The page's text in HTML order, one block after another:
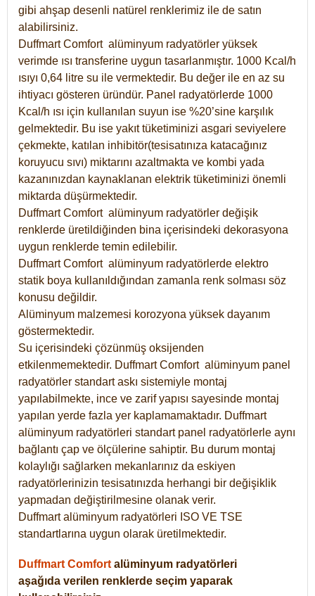
gibi ahşap desenli natürel renklerimiz ile de satın
alabilirsiniz.
Duffmart Comfort alüminyum radyatörler yüksek
verimde ısı transferine uygun tasarlanmıştır. 1000 Kcal/h
ısıyı 0,64 litre su ile vermektedir. Bu değer ile en az su
ihtiyacı gösteren üründür. Panel radyatörlerde 1000
Kcal/h ısı için kullanılan suyun ise %20’sine karşılık
gelmektedir. Bu ise yakıt tüketiminizi asgari seviyelere
çekmekte, katılan inhibitör(tesisatınıza katacağınız
koruyucu sıvı) miktarını azaltmakta ve kombi yada
kazanınızdan kaynaklanan elektrik tüketiminizi önemli
miktarda düşürmektedir.
Duffmart Comfort alüminyum radyatörler değişik
renklerde üretildiğinden bina içerisindeki dekorasyona
uygun renklerde temin edilebilir.
DuffmartComfort alüminyum radyatörlerde elektro
statik boya kullanıldığından zamanla renk solması söz
konusu değildir.
Alüminyum malzemesi korozyona yüksek dayanım
göstermektedir.
Su içerisindeki çözünmüş oksijenden
etkilenmemektedir. DuffmartComfort alüminyum panel
radyatörler standart askı sistemiyle montaj
yapılabilmekte, ince ve zarif yapısı sayesinde montaj
yapılan yerde fazla yer kaplamamaktadır. Duffmart
alüminyum radyatörleri standart panel radyatörlerle aynı
bağlantı çap ve ölçülerine sahiptir. Bu durum montaj
kolaylığı sağlarken mekanlarınız da eskiyen
radyatörlerinizin tesisatınızda herhangi bir değişiklik
yapmadan değiştirilmesine olanak verir.
Duffmart alüminyum radyatörleri ISO VE TSE
standartlarına uygun olarak üretilmektedir.
Duffmart Comfort alüminyum radyatörleri
aşağıda verilen renklerde seçim yaparak